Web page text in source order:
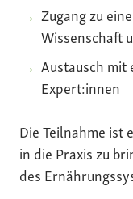
Zugang zu
Wissenschaft
Austausch
Expert:innen
Die Teilnahme ist
in die Praxis zu
des